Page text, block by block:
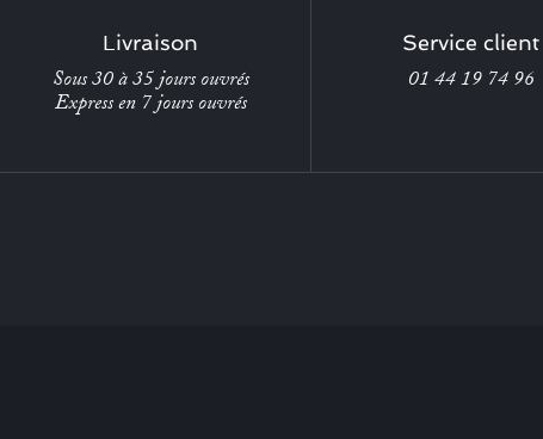
Livraison
Sous 30 à 35 jours ouvrés
Express en 7 jours ouvrés
Service client
01 44 19 74 96